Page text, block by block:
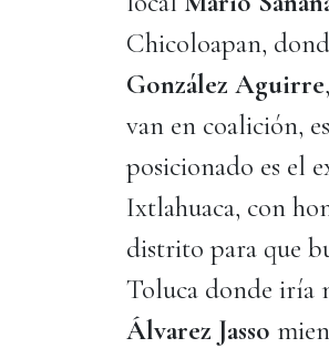
Chicoloapan,
González Aguirre
van en coalición,
posicionado es el
Ixtlahuaca, con
distrito para que
Toluca donde iría
Álvarez Jasso